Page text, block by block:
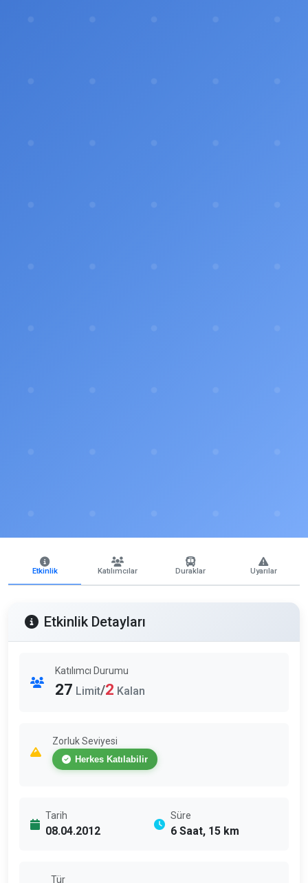
Etkinlik Katılımcılar Duraklar Uyarılar
Etkinlik Detayları
Katılımcı Durumu
27 Limit/2 Kalan
Zorluk Seviyesi
Herkes Katılabilir
Tarih
08.04.2012
Süre
6 Saat, 15 km
Tür